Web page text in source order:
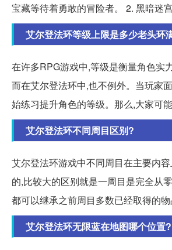
宝藏等待着勇敢的冒险者。 2. 黑暗迷宫
艾尔登法环等级上限是多少老头环
在许多RPG游戏中,等级是衡量角色实
而在艾尔登法环中,也不例外。当玩家
始练习提升角色的等级。那么,大家可能
艾尔登法环不同周目区别?
艾尔登法环游戏中不同周目在主要内
的,比较大的区别就是一周目是完全从
都可以继承之前周目多数已经取得的物
艾尔登法环无限蓝在地图哪个位置?